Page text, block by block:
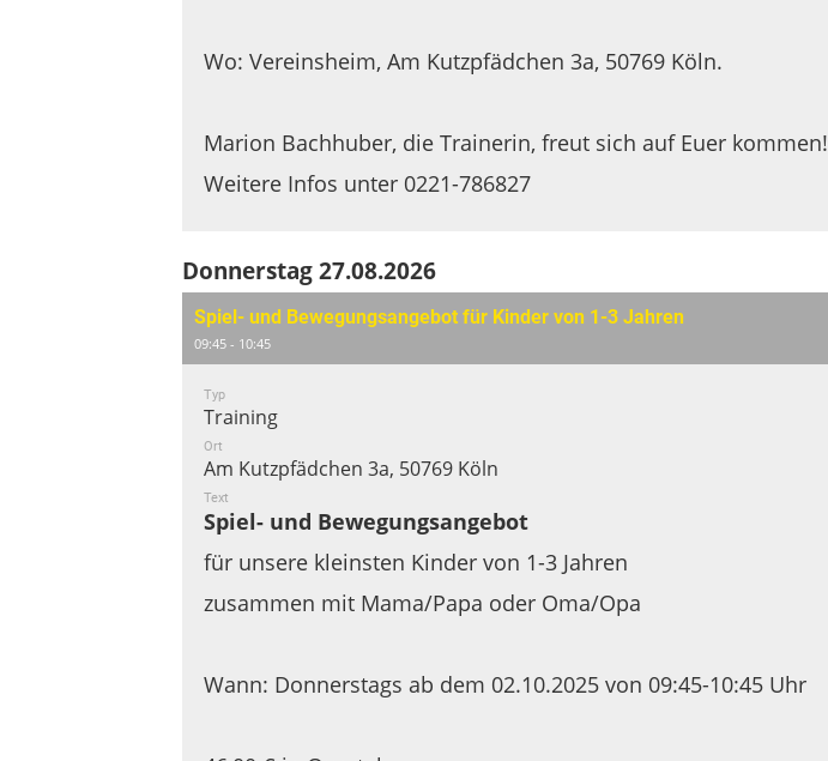
Wo: Vereinsheim, Am Kutzpfädchen 3a, 50769 Köln.
Marion Bachhuber, die Trainerin, freut sich auf Euer kommen!
Weitere Infos unter 0221-786827
Donnerstag 27.08.2026
Spiel- und Bewegungsangebot für Kinder von 1-3 Jahren
09:45 - 10:45
Typ
Training
Ort
Am Kutzpfädchen 3a, 50769 Köln
Text
Spiel- und Bewegungsangebot
für unsere kleinsten Kinder von 1-3 Jahren
zusammen mit Mama/Papa oder Oma/Opa
Wann: Donnerstags ab dem 02.10.2025 von 09:45-10:45 Uhr